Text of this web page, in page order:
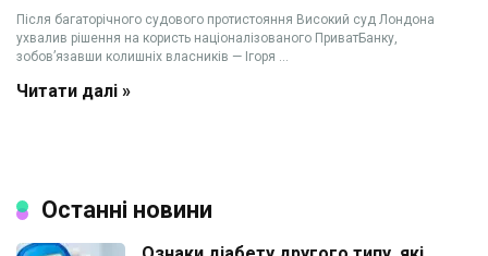
Після багаторічного судового протистояння Високий суд Лондона
ухвалив рішення на користь націоналізованого ПриватБанку,
зобов’язавши колишніх власників — Ігоря ...
Читати далі »
Останні новини